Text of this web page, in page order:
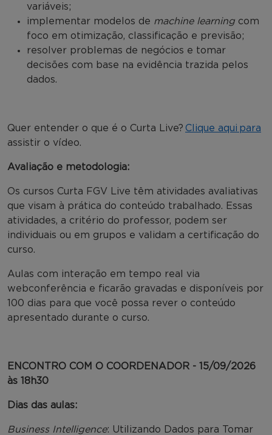
variáveis;
implementar modelos de machine learning com
foco em otimização, classificação e previsão;
resolver problemas de negócios e tomar
decisões com base na evidência trazida pelos
dados.
Quer entender o que é o Curta Live? Clique aqui para
assistir o vídeo.
Avaliação e metodologia:
Os cursos Curta FGV Live têm atividades avaliativas
que visam à prática do conteúdo trabalhado. Essas
atividades, a critério do professor, podem ser
individuais ou em grupos e validam a certificação do
curso.
Aulas com interação em tempo real via
webconferência e ficarão gravadas e disponíveis por
100 dias para que você possa rever o conteúdo
apresentado durante o curso.
ENCONTRO COM O COORDENADOR - 15/09/2026
às 18h30
Dias das aulas:
Business Intelligence: Utilizando Dados para Tomar